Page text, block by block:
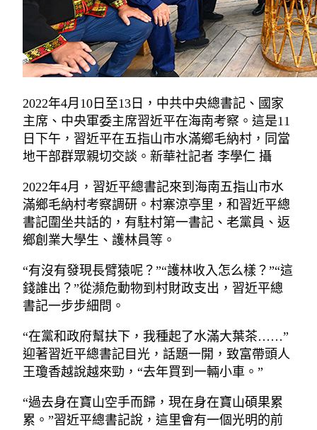
2022年4月10日至13日，中共中央總書記、國家
主席、中央軍委主席習近平在海南考察。這是11
日下午，習近平在五指山市水滿鄉毛納村，同當
地干部群眾親切交談。新華社記者 李學仁 攝
2022年4月，習近平總書記來到海南五指山市水
滿鄉毛納村考察調研。村寨涼亭里，和習近平總
書記圍坐共話的，有駐村第一書記、老黨員、返
鄉創業大學生、護林員等。
“有沒有發現長臂猿呢？”“護林收入怎么樣？”“這
錢誰出？”從瀕危動物到村財政支出，習近平總
書記一步步細問。
“在黨和政府幫扶下，我種起了水滿大葉茶……”
迎著習近平總書記目光，話題一開，致富帶頭人
王瓊香越說越來勁，“去年買到一輛小車。”
“過去身在寶山空手而歸，現在身在寶山碩果累
累。”習近平總書記說，這里會有一個光明的前